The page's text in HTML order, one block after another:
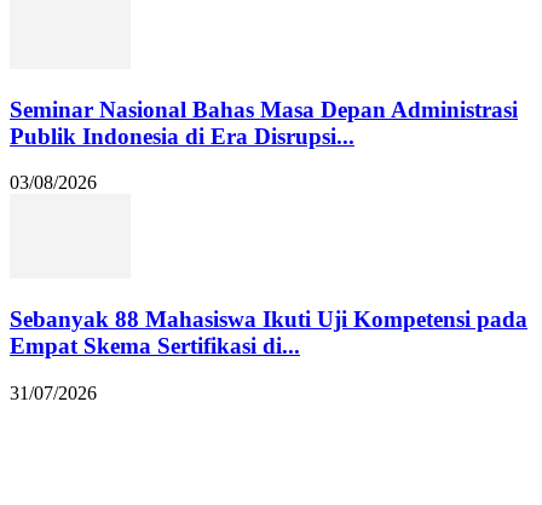
Seminar Nasional Bahas Masa Depan Administrasi
Publik Indonesia di Era Disrupsi...
03/08/2026
Sebanyak 88 Mahasiswa Ikuti Uji Kompetensi pada
Empat Skema Sertifikasi di...
31/07/2026